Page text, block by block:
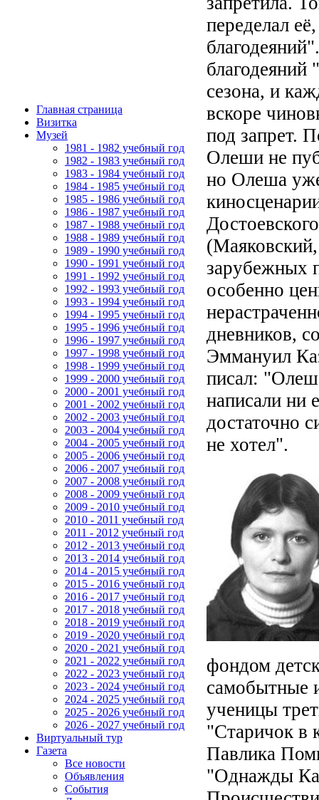
Главная страница
Визитка
Музей
1981 - 1982 учебный год
1982 - 1983 учебный год
1983 - 1984 учебный год
1984 - 1985 учебный год
1985 - 1986 учебный год
1986 - 1987 учебный год
1987 - 1988 учебный год
1988 - 1989 учебный год
1989 - 1990 учебный год
1990 - 1991 учебный год
1991 - 1992 учебный год
1992 - 1993 учебный год
1993 - 1994 учебный год
1994 - 1995 учебный год
1995 - 1996 учебный год
1996 - 1997 учебный год
1997 - 1998 учебный год
1998 - 1999 учебный год
1999 - 2000 учебный год
2000 - 2001 учебный год
2001 - 2002 учебный год
2002 - 2003 учебный год
2003 - 2004 учебный год
2004 - 2005 учебный год
2005 - 2006 учебный год
2006 - 2007 учебный год
2007 - 2008 учебный год
2008 - 2009 учебный год
2009 - 2010 учебный год
2010 - 2011 учебный год
2011 - 2012 учебный год
2012 - 2013 учебный год
2013 - 2014 учебный год
2014 - 2015 учебный год
2015 - 2016 учебный год
2016 - 2017 учебный год
2017 - 2018 учебный год
2018 - 2019 учебный год
2019 - 2020 учебный год
2020 - 2021 учебный год
2021 - 2022 учебный год
2022 - 2023 учебный год
2023 - 2024 учебный год
2024 - 2025 учебный год
2025 - 2026 учебный год
2026 - 2027 учебный год
Виртуальный тур
Газета
Все новости
Объявления
События
переделал
благодеяний
сезона, и
вскоре
под запрет.
Олеши не
но Олеша
зарубежных
особенно
дневников,
Эммануил
писал:
написали ни
достаточно
не хотел".
фондом
самобытные
ученицы
"Старичок в
Павлика
"Однажды